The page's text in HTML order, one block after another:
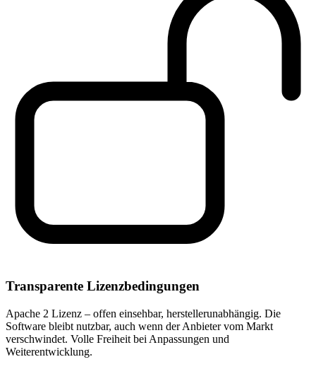
Transparente Lizenzbedingungen
Apache 2 Lizenz – offen einsehbar, herstellerunabhängig. Die
Software bleibt nutzbar, auch wenn der Anbieter vom Markt
verschwindet. Volle Freiheit bei Anpassungen und
Weiterentwicklung.